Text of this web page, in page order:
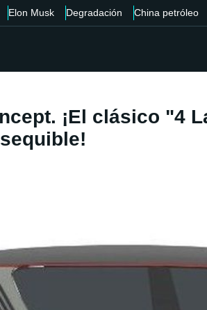
Elon Musk Degradación China petróleo
¡El clásico "4